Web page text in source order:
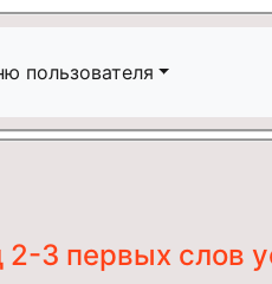
пользователя
3 первых слов